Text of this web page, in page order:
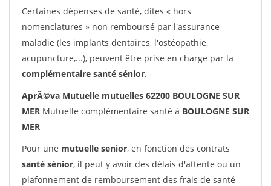
Certaines dépenses de santé, dites « hors
nomenclatures » non remboursé par l'assurance
maladie (les implants dentaires, l'ostéopathie,
acupuncture,...), peuvent être prise en charge par la
complémentaire santé sénior.
AprÃ©va Mutuelle mutuelles 62200 BOULOGNE SUR
MER Mutuelle complémentaire santé à BOULOGNE SUR
MER
Pour une mutuelle senior, en fonction des contrats
santé sénior, il peut y avoir des délais d'attente ou un
plafonnement de remboursement des frais de santé